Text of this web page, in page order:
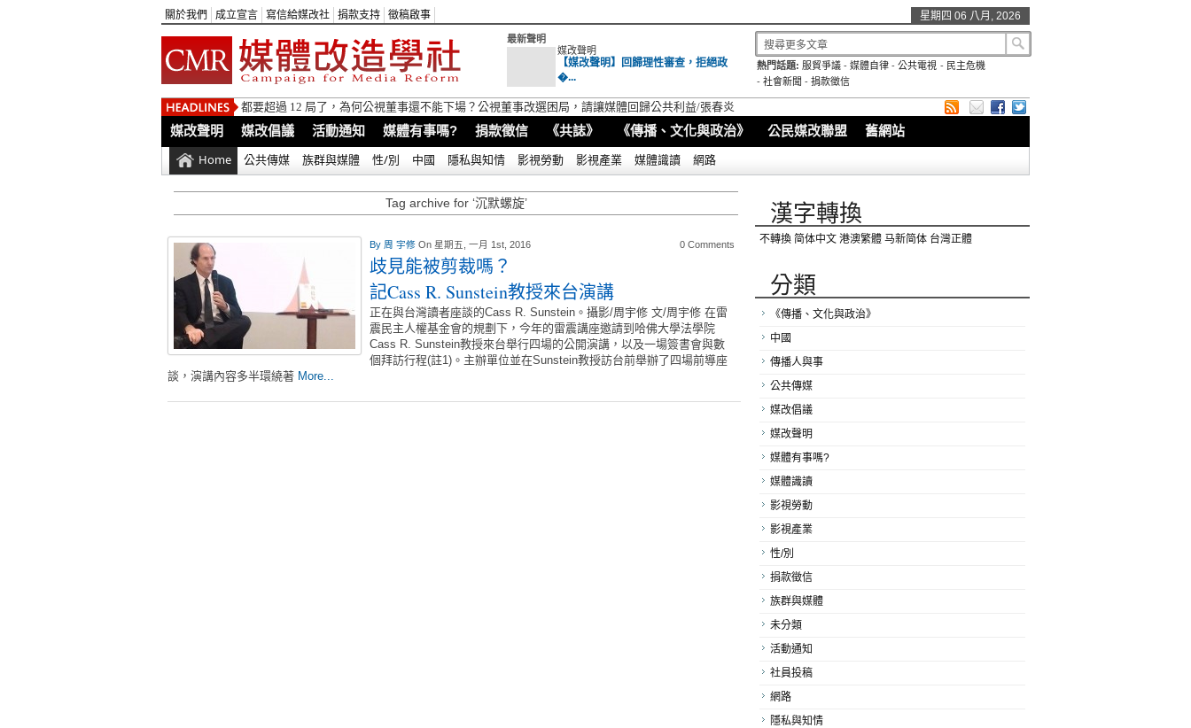
關於我們 成立宣言 寫信給媒改社 捐款支持 徵稿啟事 星期四 06 八月, 2026
最新聲明
媒改聲明
【媒改聲明】回歸理性審查，拒絕政
�...
熱門話題: 服貿爭議 -媒體自律 -公共電視 - 民主危機
- 社會新聞 - 捐款徵信
都要超過 12 局了，為何公視董事還不能下場？公視董事改選困局，請讓媒體回歸公共利益/張春炎
媒改聲明 媒改倡議 活動通知 媒體有事嗎? 捐款徵信 《共誌》 《傳播、文化與政治》 公民媒改聯盟 舊網站
Home 公共傳媒 族群與媒體 性/別 中國 隱私與知情 影視勞動 影視產業 媒體識讀 網路
Tag archive for ‘沉默螺旋’
By 周 宇修 On 星期五, 一月 1st, 2016 0 Comments
歧見能被剪裁嗎？
記Cass R. Sunstein教授來台演講
正在與台灣讀者座談的Cass R. Sunstein。攝影/周宇修 文/周宇修 在雷
震民主人權基金會的規劃下，今年的雷震講座邀請到哈佛大學法學院
Cass R. Sunstein教授來台舉行四場的公開演講，以及一場簽書會與數
個拜訪行程(註1)。主辦單位並在Sunstein教授訪台前舉辦了四場前導座
談，演講內容多半環繞著 More...
漢字轉換
不轉換 简体中文 港澳繁體 马新简体 台灣正體
分類
《傳播、文化與政治》
中國
傳播人與事
公共傳媒
媒改倡議
媒改聲明
媒體有事嗎?
媒體識讀
影視勞動
影視產業
性/別
捐款徵信
族群與媒體
未分類
活動通知
社員投稿
網路
隱私與知情